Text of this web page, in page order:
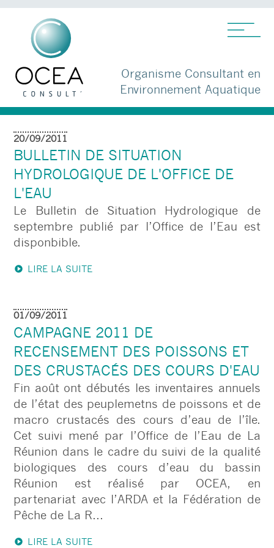
Organisme Consultant en
Environnement Aquatique
BULLETIN DE SITUATION
HYDROLOGIQUE DE L'OFFICE DE
L'EAU
20/09/2011
Le Bulletin de Situation Hydrologique de
septembre publié par l’Office de l’Eau est
disponbible.
LIRE LA SUITE
CAMPAGNE 2011 DE
RECENSEMENT DES POISSONS ET
DES CRUSTACÉS DES COURS D'EAU
01/09/2011
Fin août ont débutés les inventaires annuels
de l’état des peuplemetns de poissons et de
macro crustacés des cours d’eau de l’île.
Cet suivi mené par l’Office de l’Eau de La
Réunion dans le cadre du suivi de la qualité
biologiques des cours d’eau du bassin
Réunion est réalisé par OCEA, en
partenariat avec l’ARDA et la Fédération de
Pêche de La R...
LIRE LA SUITE